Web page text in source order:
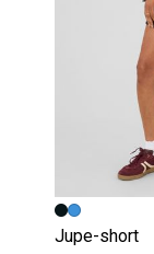
Image
Image
Jupe-short